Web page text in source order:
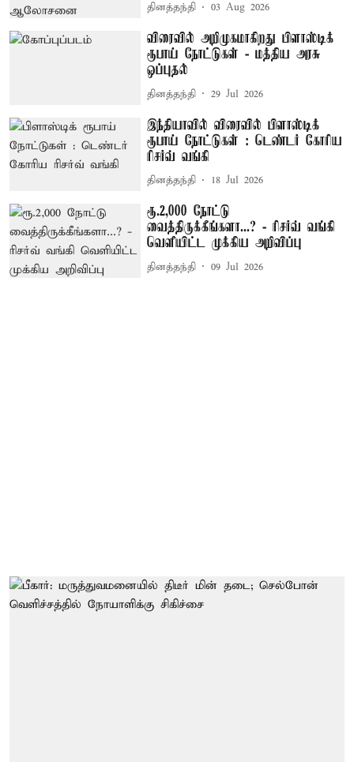
தினத்தந்தி 03 Aug 2026
விரைவில் அறிமுகமாகிறது பிளாஸ்டிக்
ரூபாய் நோட்டுகள் - மத்திய அரசு
ஒப்புதல்
தினத்தந்தி 29 Jul 2026
இந்தியாவில் விரைவில் பிளாஸ்டிக்
ரூபாய் நோட்டுகள் : டெண்டர் கோரிய
ரிசர்வ் வங்கி
தினத்தந்தி 18 Jul 2026
ரூ.2,000 நோட்டு
வைத்திருக்கீங்களா...? - ரிசர்வ் வங்கி
வெளியிட்ட முக்கிய அறிவிப்பு
தினத்தந்தி 09 Jul 2026